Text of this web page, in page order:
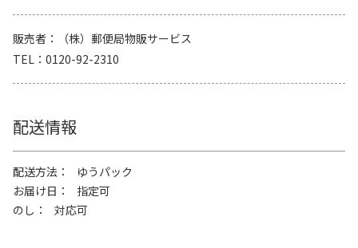
販売者
（株）郵便局物販サービス
TEL
0120-92-2310
配送情報
配送方法
ゆうパック
お届け日
指定可
のし
対応可